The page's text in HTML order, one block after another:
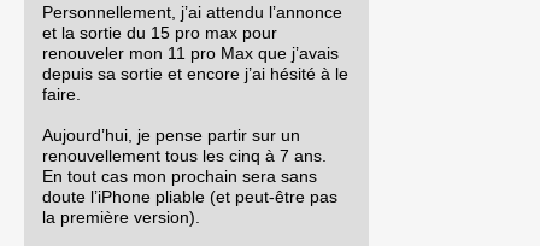
Personnellement, j’ai attendu l’annonce
et la sortie du 15 pro max pour
renouveler mon 11 pro Max que j’avais
depuis sa sortie et encore j’ai hésité à le
faire.
Aujourd’hui, je pense partir sur un
renouvellement tous les cinq à 7 ans.
En tout cas mon prochain sera sans
doute l’iPhone pliable (et peut-être pas
la première version).